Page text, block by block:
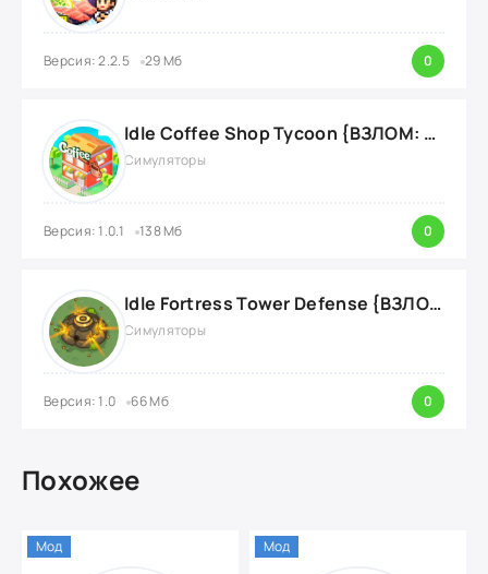
Версия: 2.2.5 29 Мб 0
Idle Coffee Shop Tycoon {ВЗЛОМ: Много Денег}
Симуляторы
Версия: 1.0.1 138 Мб 0
Idle Fortress Tower Defense {ВЗЛОМ: много валюты}
Симуляторы
Версия: 1.0 66 Мб 0
Похожее
Мод Мод